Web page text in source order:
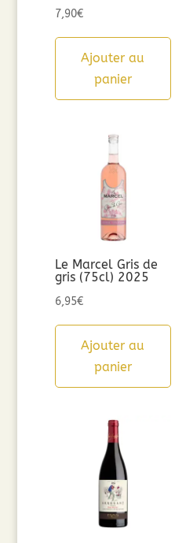
7,90€
Ajouter au
panier
Le Marcel Gris de
gris (75cl) 2025
6,95€
Ajouter au
panier